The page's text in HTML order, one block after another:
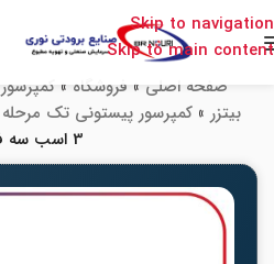
Skip to navigation
Skip to main content
صفحه اصلی » فروشگاه »
بیتزر» کمپرسور پیستونی تک مرحله
3 اسب سه فاز بیتزر مدل 4FES-3Y-40S